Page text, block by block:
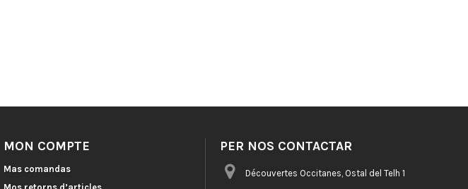
MON COMPTE
Mas comandas
PER NOS CONTACTAR
Découvertes Occitanes, Ostal del Telh 1